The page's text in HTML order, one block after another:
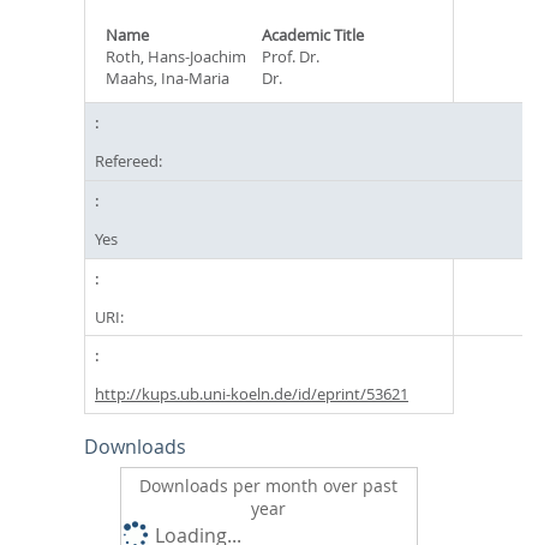
Name
Academic Title
Roth, Hans-Joachim
Prof. Dr.
Maahs, Ina-Maria
Dr.
Refereed:
Yes
URI:
http://kups.ub.uni-koeln.de/id/eprint/53621
Downloads
Downloads per month over past
year
Loading...